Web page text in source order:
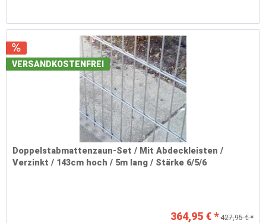
VERSANDKOSTENFREI
Doppelstabmattenzaun-Set / Mit Abdeckleisten /
Verzinkt / 143cm hoch / 5m lang / Stärke 6/5/6
364,95 € * 427,95 € *